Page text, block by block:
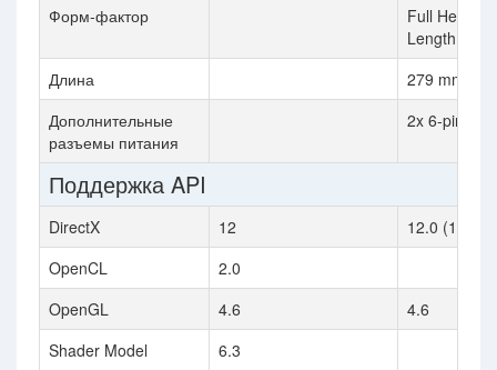
Форм-фактор
Full Height /
Length
Длина
279 mm
Дополнительные
разъемы питания
2x 6-pin
Поддержка API
DirectX 12
12.0 (12_0)
OpenCL
2.0
OpenGL
4.6
4.6
Shader Model
6.3